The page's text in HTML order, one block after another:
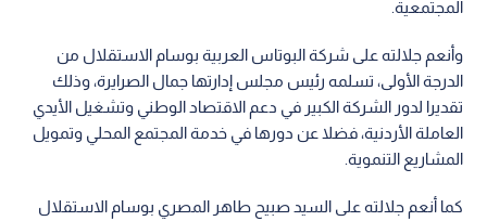
المجتمعية.
وأنعم جلالته على شركة البوتاس العربية بوسام الاستقلال من
الدرجة الأولى، تسلمه رئيس مجلس إدارتها جمال الصرايرة، وذلك
تقديرا لدور الشركة الكبير في دعم الاقتصاد الوطني وتشغيل الأيدي
العاملة الأردنية، فضلا عن دورها في خدمة المجتمع المحلي وتمويل
المشاريع التنموية.
كما أنعم جلالته على السيد صبيح طاهر المصري بوسام الاستقلال